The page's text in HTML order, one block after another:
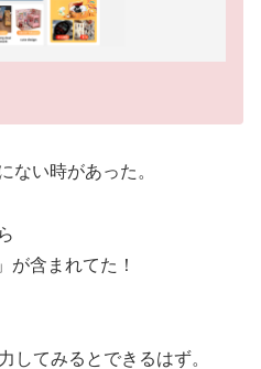
ない時があった。
が含まれてた！
してみるとできるはず。